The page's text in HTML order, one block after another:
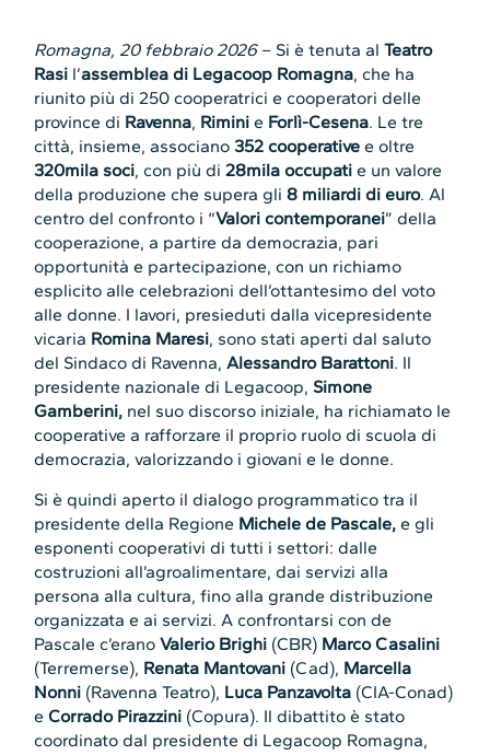
Romagna, 20 febbraio 2026– Si è tenuta alTeatro
Rasi l’assemblea di Legacoop Romagna, che ha
riunito più di 250 cooperatrici e cooperatori delle
province di Ravenna, Rimini e Forlì-Cesena. Le tre
città, insieme, associano 352 cooperative e oltre
320mila soci, con più di28mila occupati e un valore
della produzione che supera gli 8 miliardi di euro. Al
centro del confronto i “Valori contemporanei” della
cooperazione, a partire da democrazia, pari
opportunità e partecipazione, con un richiamo
esplicito alle celebrazioni dell’ottantesimo del voto
alle donne. I lavori, presieduti dalla vicepresidente
vicaria Romina Maresi, sono stati aperti dal saluto
del Sindaco di Ravenna,Alessandro Barattoni. Il
presidente nazionale di Legacoop, Simone
Gamberini, nel suo discorso iniziale, ha richiamato le
cooperative a rafforzare il proprio ruolo di scuola di
democrazia, valorizzando i giovani e le donne.
Si è quindi aperto il dialogo programmatico tra il
presidente della Regione Michele de Pascale,e gli
esponenti cooperativi di tutti i settori: dalle
costruzioni all’agroalimentare, dai servizi alla
persona alla cultura, fino alla grande distribuzione
organizzata e ai servizi. A confrontarsi con de
Pascale c’eranoValerio Brighi (CBR) Marco Casalini
(Terremerse), Renata Mantovani (Cad), Marcella
Nonni (Ravenna Teatro), Luca Panzavolta (CIA-Conad)
eCorrado Pirazzini (Copura). Il dibattito è stato
coordinato dal presidente di Legacoop Romagna,